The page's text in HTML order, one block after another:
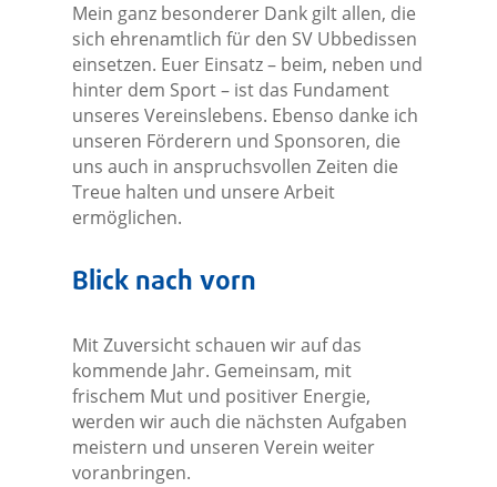
Mein ganz besonderer Dank gilt allen, die
sich ehrenamtlich für den SV Ubbedissen
einsetzen. Euer Einsatz – beim, neben und
hinter dem Sport – ist das Fundament
unseres Vereinslebens. Ebenso danke ich
unseren Förderern und Sponsoren, die
uns auch in anspruchsvollen Zeiten die
Treue halten und unsere Arbeit
ermöglichen.
Blick nach vorn
Mit Zuversicht schauen wir auf das
kommende Jahr. Gemeinsam, mit
frischem Mut und positiver Energie,
werden wir auch die nächsten Aufgaben
meistern und unseren Verein weiter
voranbringen.